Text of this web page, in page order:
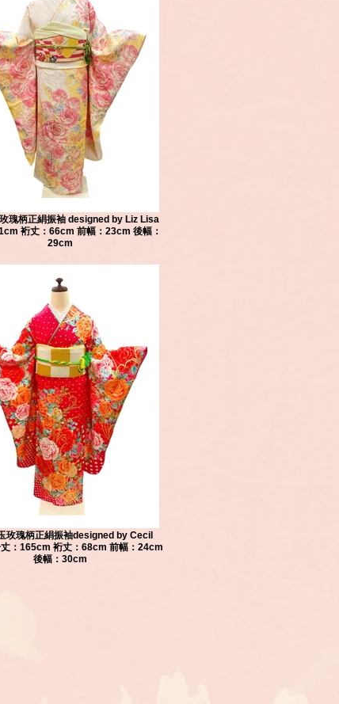
瑰柄正絹振袖 designed by Liz Lisa
裄丈：66cm 前幅：23cm 後幅：
29cm
玫瑰柄正絹振袖designed by Cecil
：165cm 裄丈：68cm 前幅：24cm
後幅：30cm